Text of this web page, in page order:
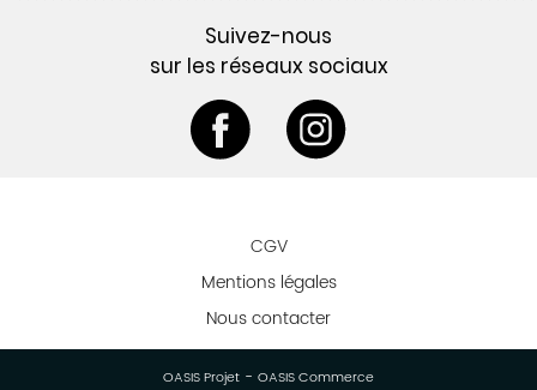
Suivez-nous
sur les réseaux sociaux
CGV
Mentions légales
Nous contacter
OASIS Projet - OASIS Commerce